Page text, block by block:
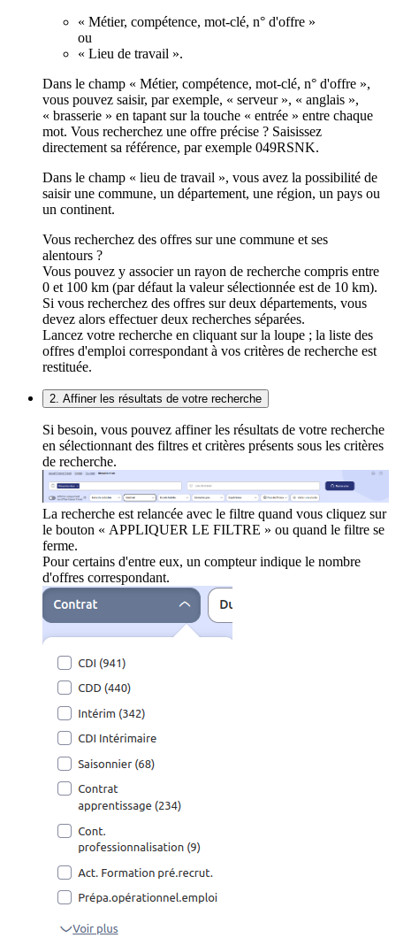
« Métier, compétence, mot-clé, n° d'offre »
ou
« Lieu de travail ».
Dans le champ « Métier, compétence, mot-clé, n° d'offre »,
vous pouvez saisir, par exemple, « serveur », « anglais »,
« brasserie » en tapant sur la touche « entrée » entre chaque
mot. Vous recherchez une offre précise ? Saisissez
directement sa référence, par exemple 049RSNK.
Dans le champ « lieu de travail », vous avez la possibilité de
saisir une commune, un département, une région, un pays ou
un continent.
Vous recherchez des offres sur une commune et ses
alentours ?
Vous pouvez y associer un rayon de recherche compris entre
0 et 100 km (par défaut la valeur sélectionnée est de 10 km).
Si vous recherchez des offres sur deux départements, vous
devez alors effectuer deux recherches séparées.
Lancez votre recherche en cliquant sur la loupe ; la liste des
offres d'emploi correspondant à vos critères de recherche est
restituée.
2. Affiner les résultats de votre recherche
Si besoin, vous pouvez affiner les résultats de votre recherche
en sélectionnant des filtres et critères présents sous les critères
de recherche.
La recherche est relancée avec le filtre quand vous cliquez sur
le bouton « APPLIQUER LE FILTRE » ou quand le filtre se
ferme.
Pour certains d'entre eux, un compteur indique le nombre
d'offres correspondant.